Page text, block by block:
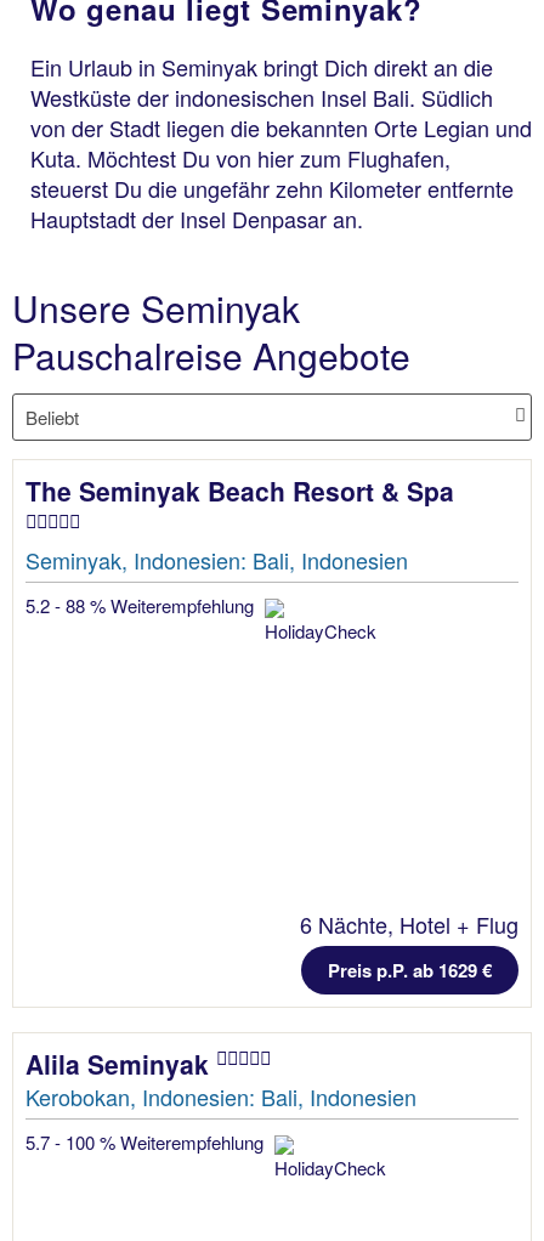
Wo genau liegt Seminyak?
Ein Urlaub in Seminyak bringt Dich direkt an die
Westküste der indonesischen Insel Bali. Südlich
von der Stadt liegen die bekannten Orte Legian und
Kuta. Möchtest Du von hier zum Flughafen,
steuerst Du die ungefähr zehn Kilometer entfernte
Hauptstadt der Insel Denpasar an.
Unsere Seminyak
Pauschalreise Angebote
The Seminyak Beach Resort & Spa
Seminyak, Indonesien: Bali, Indonesien
5.2 - 88 % Weiterempfehlung
6 Nächte, Hotel + Flug
Preis p.P. ab 1629 €
Alila Seminyak
Kerobokan, Indonesien: Bali, Indonesien
5.7 - 100 % Weiterempfehlung